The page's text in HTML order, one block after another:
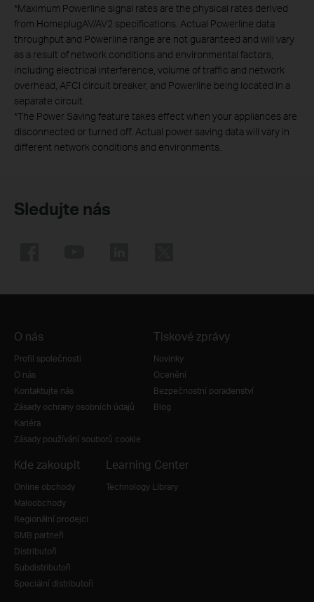
*Maximum Powerline signal rates are the physical rates derived
from HomeplugAV/AV2 specifications. Actual Powerline data
throughput and Powerline range are not guaranteed and will vary
as a result of network conditions and environmental factors,
including electrical interference, volume of traffic and network
overhead, AFCI circuit breaker, and Powerline being located in a
separate circuit.
*The Power Saving feature takes effect when your appliances are
disconnected or turned off. Actual power saving data will vary in
different network conditions and environments.
Sledujte nás
O nás
Profil společnosti
O nás
Kontaktujte nás
Zásady ochrany osobních údajů
Kariéra
Zásady používání souborů cookie
Tiskové zprávy
Novinky
Ocenění
Bezpečnostní poradenství
Blog
Kde zakoupit
Online obchody
Maloobchody
Regionální prodejci
SMB partneři
Distributoři
Subdistributoři
Speciální distributoři
Learning Center
Technology Library